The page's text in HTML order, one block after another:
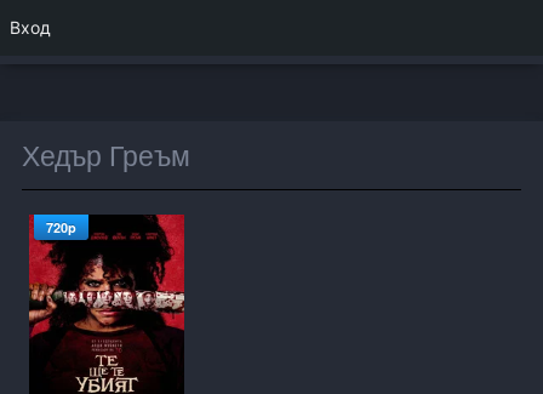
Хедър Греъм
720p
Вход